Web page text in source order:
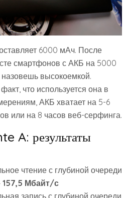
6000 мАч. После
смартфонов с АКБ на 5000
высокоемкой.
что используется она в
АКБ хватает на 5-6
или на 8 часов веб-серфинга.
A: результаты
чтение с глубиной очереди
157,5 Мбайт/с
запись с глубиной очереди